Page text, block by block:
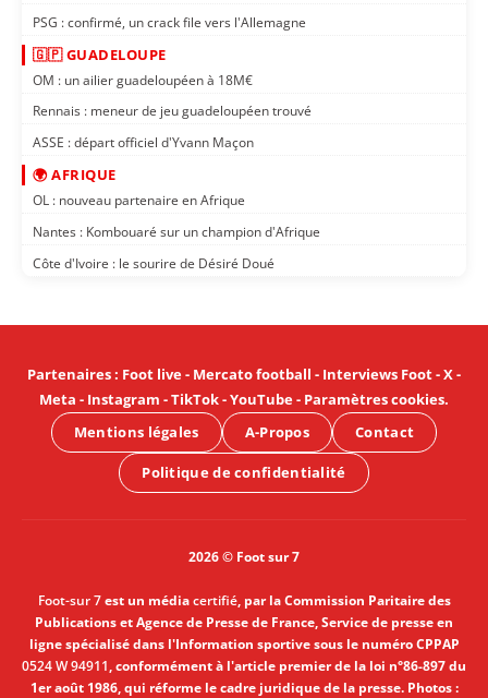
PSG : confirmé, un crack file vers l'Allemagne
🇬🇵 GUADELOUPE
OM : un ailier guadeloupéen à 18M€
Rennais : meneur de jeu guadeloupéen trouvé
ASSE : départ officiel d'Yvann Maçon
🌍 AFRIQUE
OL : nouveau partenaire en Afrique
Nantes : Kombouaré sur un champion d'Afrique
Côte d'Ivoire : le sourire de Désiré Doué
Partenaires: Foot live- Mercato football - Interviews Foot-X-
Meta - Instagram -TikTok-YouTube- Paramètres cookies.
Mentions légales
A-Propos Contact
Politique de confidentialité
2026 © Foot sur 7
Foot-sur 7est un médiacertifié, par la Commission Paritaire des
Publications et Agence de Presse de France, Service de presse en
ligne spécialisé dans l'Information sportive sous le numéro CPPAP
0524 W 94911, conformément à l'article premier de la loi n°86-897 du
1er août 1986, qui réforme le cadre juridique de la presse. Photos :